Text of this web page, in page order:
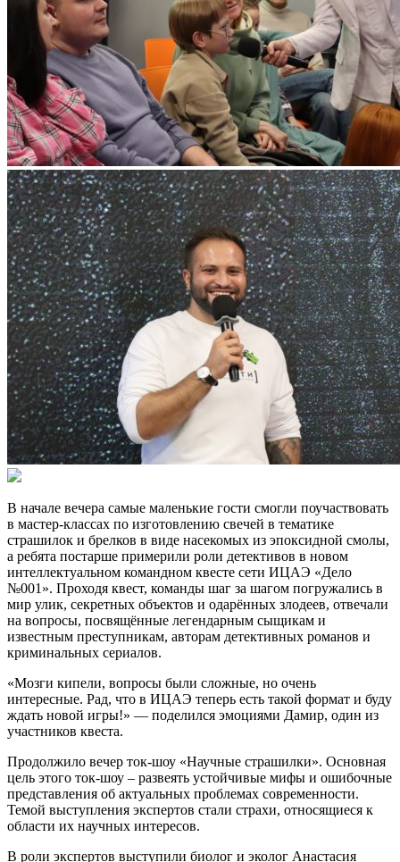
В начале вечера самые маленькие гости смогли поучаствовать
в мастер-классах по изготовлению свечей в тематике
страшилок и брелков в виде насекомых из эпоксидной смолы,
а ребята постарше примерили роли детективов в новом
интеллектуальном командном квесте сети ИЦАЭ «Дело
№001». Проходя квест, команды шаг за шагом погружались в
мир улик, секретных объектов и одарённых злодеев, отвечали
на вопросы, посвящённые легендарным сыщикам и
известным преступникам, авторам детективных романов и
криминальных сериалов.
«Мозги кипели, вопросы были сложные, но очень
интересные. Рад, что в ИЦАЭ теперь есть такой формат и буду
ждать новой игры!» — поделился эмоциями Дамир, один из
участников квеста.
Продолжило вечер ток-шоу «Научные страшилки». Основная
цель этого ток-шоу – развеять устойчивые мифы и ошибочные
представления об актуальных проблемах современности.
Темой выступления экспертов стали страхи, относящиеся к
области их научных интересов.
В роли экспертов выступили биолог и эколог Анастасия